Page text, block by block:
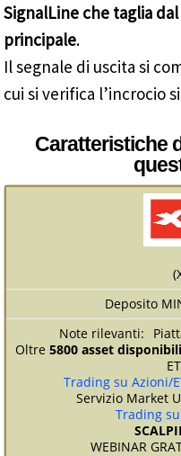
SignalLine che taglia
principale.
Il segnale di uscita si
cui si verifica l’incrocio
Caratteristiche
Oltre 5800 asset disponibili
Trading su Azioni/
Servizio Market
Trading
WEBINAR